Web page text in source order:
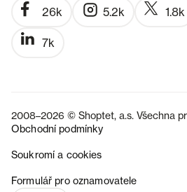
26k 5.2k 1.8k
7k
2008–2026 © Shoptet, a.s. Všechna
Obchodní podmínky
Soukromí a cookies
Formulář pro oznamovatele